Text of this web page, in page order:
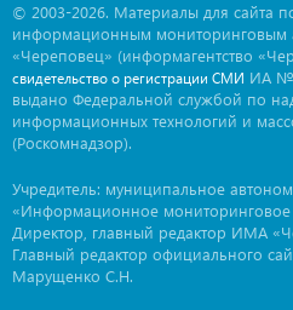
© 2003-2026. Материалы для сайта
информационным мониторинговым
«Череповец» (информагентство
свидетельство о регистрации СМИ ИА №
выдано Федеральной службой по
информационных технологий и
(Роскомнадзор).
Учредитель: муниципальное
«Информационное мониторинговое
Директор, главный редактор ИМА
Главный редактор официального
Марущенко С.Н.